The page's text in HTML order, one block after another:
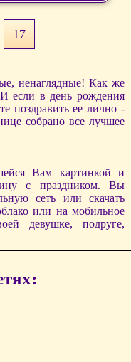
17
ненаглядные! Как же
если в день рождения
поздравить ее лично -
собрано все лучшее
Вам картинкой и
с праздником. Вы
сеть или скачать
или на мобильное
девушке, подруге,